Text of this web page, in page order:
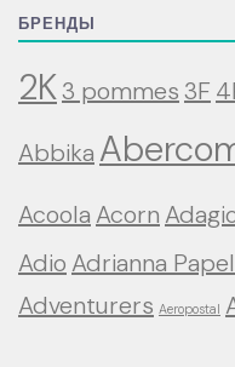
БРЕНДЫ
2K3 pommes3F
Abbika
Acoola Acorn
Adio Adrianna
Adventurers Aeropostal